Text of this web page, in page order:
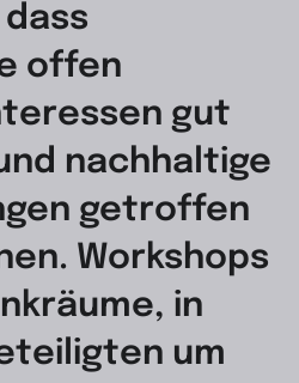
offen
gut
nachhaltige
getroffen
Workshops
in
um